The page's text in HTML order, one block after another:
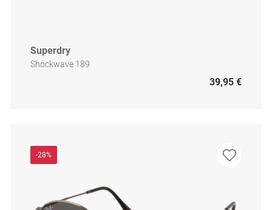
Superdry
Shockwave 189
39,95 €
-28%